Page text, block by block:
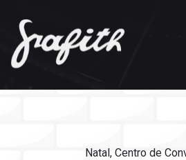
Natal, Centro de